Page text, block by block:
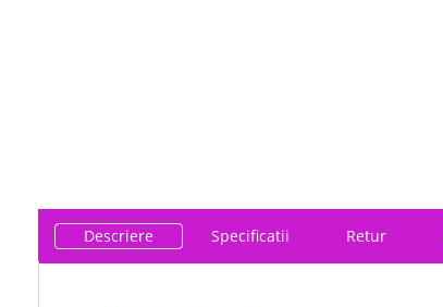
Descriere Specificatii Retur